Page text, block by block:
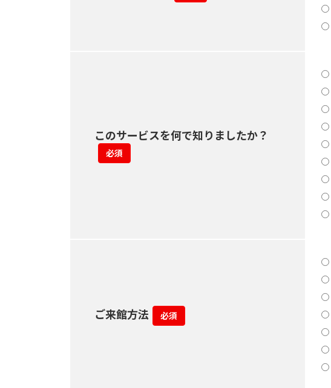
このサービスを何で知りましたか？
必須
ご来館方法 必須